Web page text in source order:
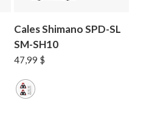
Cales Shimano SPD-SL
SM-SH10
47,99 $